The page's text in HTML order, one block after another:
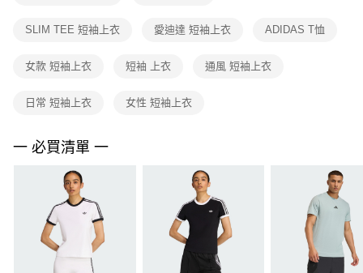
１．透過由恩沛科技股份有限公司提供之「AFTEE先享後付」服務完成之交
權轉讓予恩沛科技股份有限公司。
３．未成年的使用者請事先徵得法定代理人或監護人之同意方可使用
４．使用「AFTEE先享後付」時，將依據個別帳號之用戶狀況，依本公司即
請求用戶進行身份認證。
５．嚴禁一人註冊多個帳號或使用他人資訊註冊。若發現惡意使用之情形，
恩沛科技股份有限公司將有權停止該用戶之使用額度並採取法律行動。
SLIM TEE 短袖上衣 愛迪達 短袖上衣 ADIDAS T恤
女款 短袖上衣 短袖 上衣 通風 短袖上衣
日常 短袖上衣 女性 短袖上衣
一 必買清單 一